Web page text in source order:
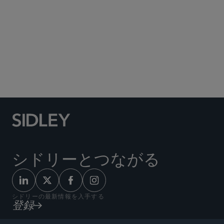
シドリーとつながる
シドリーの最新情報を入手する
登録